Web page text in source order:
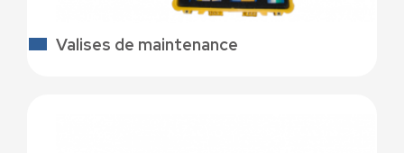
Valises de maintenance